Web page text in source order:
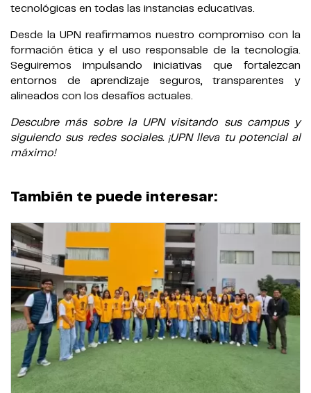
tecnológicas en todas las instancias educativas.
Desde la UPN reafirmamos nuestro compromiso con la
formación ética y el uso responsable de la tecnología.
Seguiremos impulsando iniciativas que fortalezcan
entornos de aprendizaje seguros, transparentes y
alineados con los desafíos actuales.
Descubre más sobre la UPN visitando sus campus y
siguiendo sus redes sociales. ¡UPN lleva tu potencial al
máximo!
También te puede interesar: